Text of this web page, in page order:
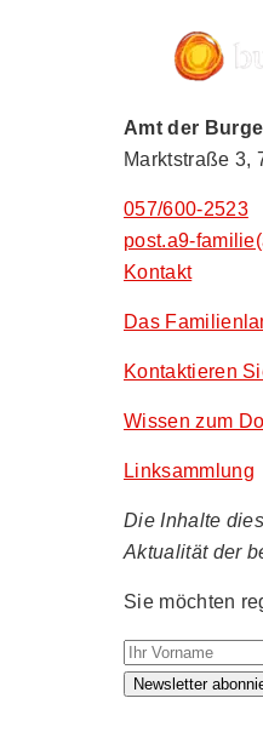
Amt der
Marktstraße 3,
057/600-2523
post.a9-
Kontakt
Das
Kontaktieren
Wissen zum
Linksammlung
Die Inhalte
Aktualität der
Sie möchten
Ihr Vorname
Newsletter